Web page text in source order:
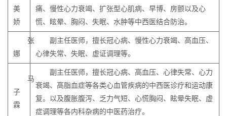
美
娇
痛、慢性心力衰竭、扩张型心肌病、早博、房颤以及心
慌、眩晕、胸闷、失眠、水肿等中西医结合防治。
张
娜
副主任医师，擅长冠心病、慢性心力衰竭、高血压、
心律失常、失眠、虚证调理等。
马
子
霖
副主任医师，擅长冠心病、高血压、心律失常、心力
衰竭、高脂血症等各类心血管疾病的中西医诊疗和运动康
复。以及腹胀腹泻、乏力气短、心慌胸闷、眩晕失眠、虚
症调理等各内科杂病的中医药治疗。